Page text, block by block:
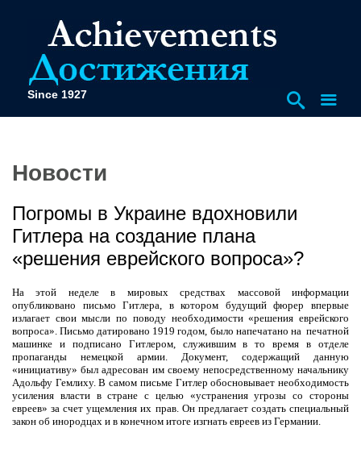
Since 1927
Новости
Погромы в Украине вдохновили
Гитлера на создание плана
«решения еврейского вопроса»?
На этой неделе в мировых средствах массовой информации
опубликовано письмо Гитлера, в котором будущий фюрер впервые
излагает свои мысли по поводунеобходимости «решения еврейского
вопроса». Письмо датировано 1919 годом, было напечатано на печатной
машинке и подписано Гитлером, служившим в то время в отделе
пропаганды немецкой армии. Документ, содержащий данную
«инициативу» был адресован им своему непосредственному начальнику
Адольфу Гемлиху. В самом письме Гитлер обосновывает необходимость
усиления власти в стране с целью «устранения угрозы со стороны
евреев» за счет ущемления их прав. Он предлагает создать специальный
закон об инородцах и в конечном итоге изгнать евреев из Германии.